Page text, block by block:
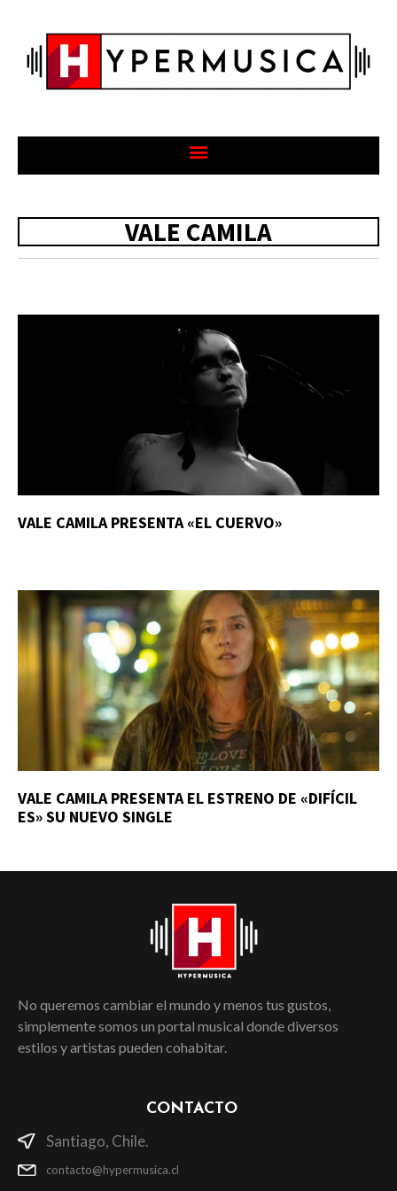
VALE CAMILA
VALE CAMILA PRESENTA «EL CUERVO»
VALE CAMILA PRESENTA EL ESTRENO DE «DIFÍCIL
ES» SU NUEVO SINGLE
No queremos cambiar el mundo y menos tus gustos,
simplemente somos un portal musical donde diversos
estilos y artistas pueden cohabitar.
CONTACTO
Santiago, Chile.
contacto@hypermusica.cl